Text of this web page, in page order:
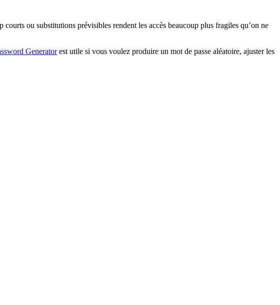
ou substitutions prévisibles rendent les accès beaucoup plus fragiles qu’on ne
Generatorest utile si vous voulez produire un mot de passe aléatoire, ajuster les